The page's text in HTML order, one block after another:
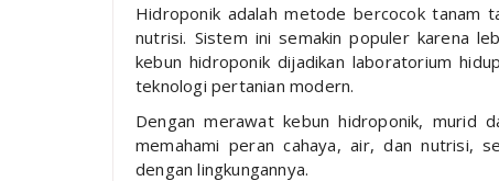
Hidroponik adalah metode bercocok tanam
nutrisi. Sistem ini semakin populer karena
kebun hidroponik dijadikan laboratorium
teknologi pertanian modern.
Dengan merawat kebun hidroponik, murid
memahami peran cahaya, air, dan nutrisi,
dengan lingkungannya.